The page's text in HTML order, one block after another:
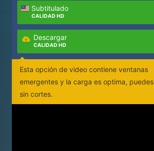
Subtitulado
CALIDAD HD
Descargar
CALIDAD HD
Esta opción de video contiene ventanas
emergentes y la carga es optima,
sin cortes.